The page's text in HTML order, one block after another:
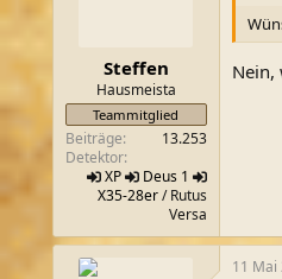
n
e
:
Steffen
Hausmeista
Teammitglied
Beiträge
13.253
Detektor
XP
Deus 1
X35-28er/ Rutus
Versa
Nein,
11 Mai